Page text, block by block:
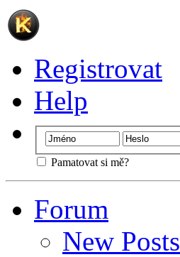
Registrovat
Help
Pamatovat si mě?
Forum
New Posts